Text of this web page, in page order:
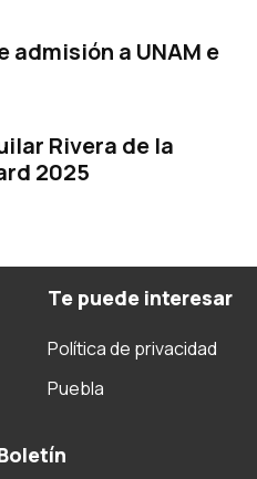
admisión a UNAM e
Rivera de la
2025
Te puede interesar
Política de privacidad
Puebla